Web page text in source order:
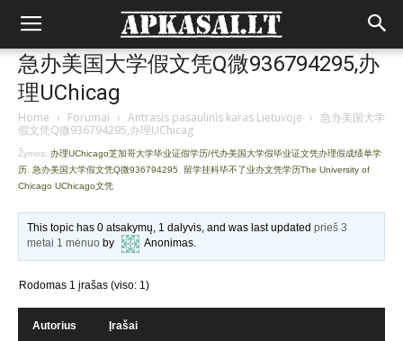
急办美国大学假文凭Q微936794295,办
理UChicag
Home › Forumai › Antrasis pasaulinis karas Lietuvoje › 急办美国大学
假文凭Q微936794295,办理UChicag
Žymos: 办理UChicago芝加哥大学毕业证假学历/代办美国大学假毕业证文凭办理假成绩单学
历 急办美国大学假文凭Q微936794295
留学挂科毕不了业办文凭学历The University of
Chicago UChicago文凭
This topic has 0 atsakymų, 1 dalyvis, and was last updatedprieš 3
metai 1 mėnuo by Anonimas.
Rodomas 1 įrašas (viso: 1)
Autorius Įrašai